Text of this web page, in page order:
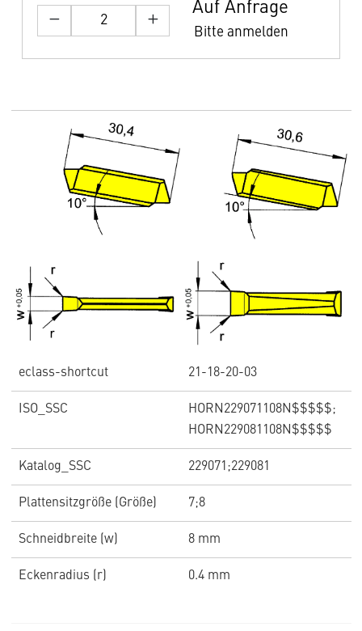
Auf Anfrage
Bitte anmelden
eclass-shortcut 21-18-20-03
ISO_SSC
HORN229071108N$$$$$;
HORN229081108N$$$$$
Katalog_SSC 229071;229081
Plattensitzgröße (Größe) 7;8
Schneidbreite (w) 8 mm
Eckenradius (r) 0.4 mm